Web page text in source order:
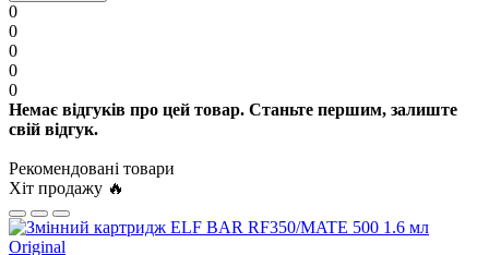
0
0
0
0
0
Немає відгуків про цей товар. Станьте першим, залиште
свій відгук.
Рекомендовані товари
Хіт продажу 🔥